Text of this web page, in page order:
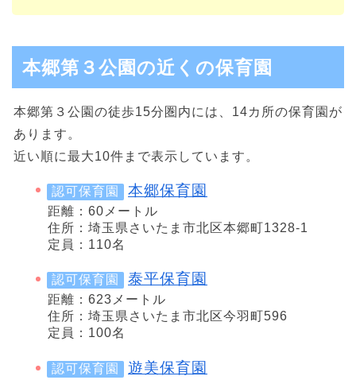
本郷第３公園の近くの保育園
本郷第３公園の徒歩15分圏内には、14カ所の保育園が
あります。
近い順に最大10件まで表示しています。
認可保育園 本郷保育園
距離：60メートル
住所：埼玉県さいたま市北区本郷町1328-1
定員：110名
認可保育園 泰平保育園
距離：623メートル
住所：埼玉県さいたま市北区今羽町596
定員：100名
認可保育園 遊美保育園